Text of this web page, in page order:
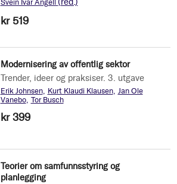
Svein Ivar Angell
kr 519
Modernisering av offentlig sektor
Trender, ideer og praksiser. 3. utgave
Erik Johnsen Kurt Klaudi Klausen Jan Ole
Vanebo Tor Busch
kr 399
Teorier om samfunnsstyring og
planlegging